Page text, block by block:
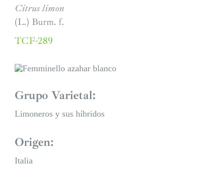
Citrus limon
(L.) Burm. f.
TCF-289
Grupo Varietal:
Limoneros y sus híbridos
Origen:
Italia